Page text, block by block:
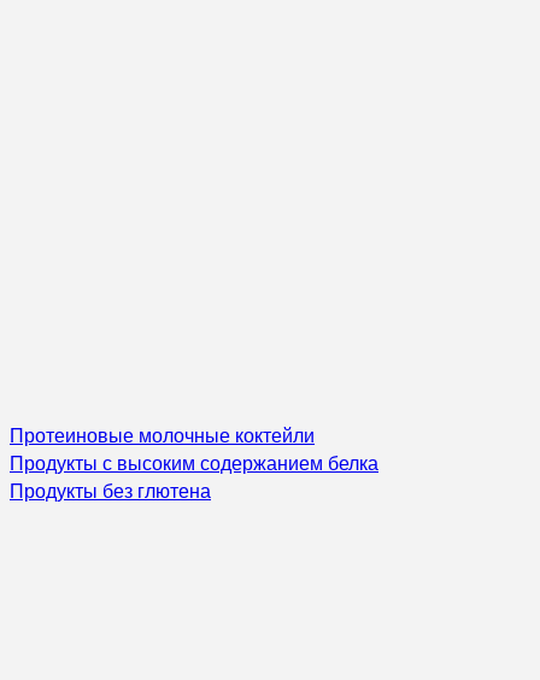
Протеиновые молочные коктейли
Продукты с высоким содержанием белка
Продукты без глютена